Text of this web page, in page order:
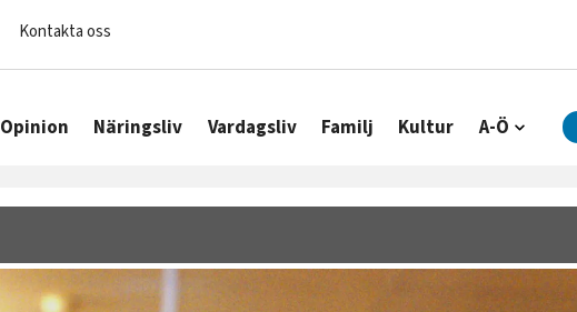
Kontakta oss
Opinion Näringsliv Vardagsliv Familj Kultur A-Ö